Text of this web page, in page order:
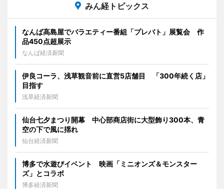
みん経トピックス
なんば高島屋でバラエティー番組「プレバト」展覧会 作
品450点超展示
なんば経済新聞
伊良コーラ、浅草観音前に直営5店舗目 「300年続く店」
目指す
浅草経済新聞
仙台七夕まつり開幕 中心部商店街に大型飾り300本、青
空の下で風に揺れ
仙台経済新聞
博多で水遊びイベント 映画「ミニオンズ＆モンスター
ズ」とコラボ
博多経済新聞